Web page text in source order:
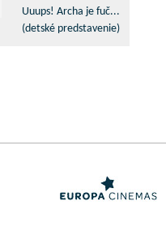
Uuups! Archa je fuč...
(detské predstavenie)